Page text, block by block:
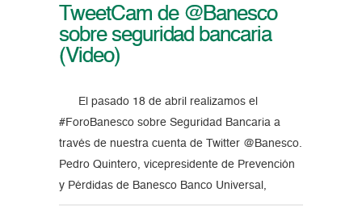
TweetCam de @Banesco
sobre seguridad bancaria
(Video)
El pasado 18 de abril realizamos el
#ForoBanesco sobre Seguridad Bancaria a
través de nuestra cuenta de Twitter @Banesco.
Pedro Quintero, vicepresidente de Prevención
y Pérdidas de Banesco Banco Universal,